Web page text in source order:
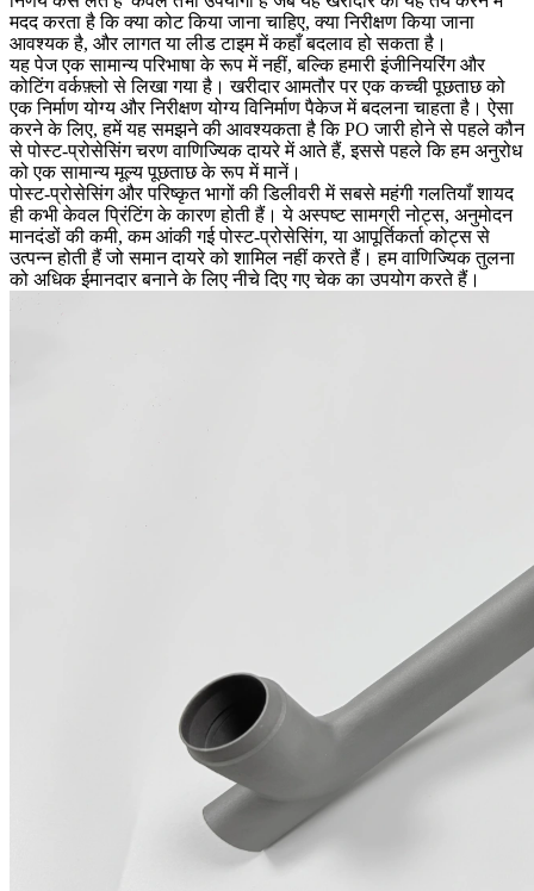
मदद करता है कि क्या कोट किया जाना चाहिए, क्या निरीक्षण किया जाना
आवश्यक है, और लागत या लीड टाइम में कहाँ बदलाव हो सकता है।
यह पेज एक सामान्य परिभाषा के रूप में नहीं, बल्कि हमारी इंजीनियरिंग और
कोटिंग वर्कफ़्लो से लिखा गया है। खरीदार आमतौर पर एक कच्ची पूछताछ को
एक निर्माण योग्य और निरीक्षण योग्य विनिर्माण पैकेज में बदलना चाहता है। ऐसा
करने के लिए, हमें यह समझने की आवश्यकता है कि PO जारी होने से पहले कौन
से पोस्ट-प्रोसेसिंग चरण वाणिज्यिक दायरे में आते हैं, इससे पहले कि हम अनुरोध
को एक सामान्य मूल्य पूछताछ के रूप में मानें।
पोस्ट-प्रोसेसिंग और परिष्कृत भागों की डिलीवरी में सबसे महंगी गलतियाँ शायद
ही कभी केवल प्रिंटिंग के कारण होती हैं। ये अस्पष्ट सामग्री नोट्स, अनुमोदन
मानदंडों की कमी, कम आंकी गई पोस्ट-प्रोसेसिंग, या आपूर्तिकर्ता कोट्स से
उत्पन्न होती हैं जो समान दायरे को शामिल नहीं करते हैं। हम वाणिज्यिक तुलना
को अधिक ईमानदार बनाने के लिए नीचे दिए गए चेक का उपयोग करते हैं।